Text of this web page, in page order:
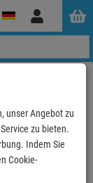
Anmelden
unser Angebot zu
zu bieten.
Indem Sie
Cookie-